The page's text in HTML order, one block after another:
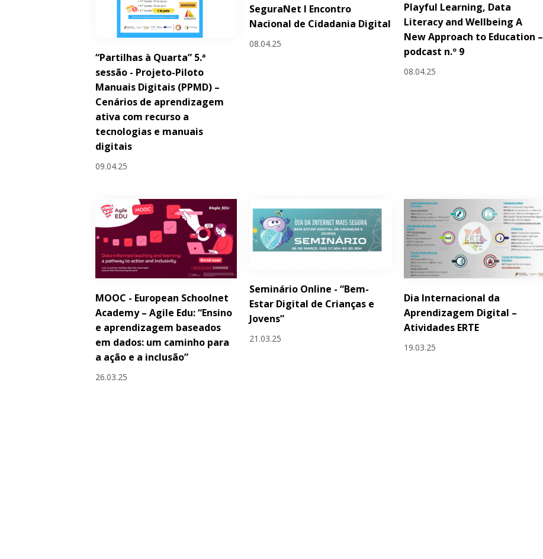
“Partilhas à Quarta” 5.ª
sessão - Projeto-Piloto
Manuais Digitais (PPMD) –
Cenários de aprendizagem
ativa com recurso a
tecnologias e manuais
digitais
09.04.25
SeguraNet I Encontro
Nacional de Cidadania Digital
08.04.25
Playful Learning, Data
Literacy and Wellbeing A
New Approach to Education –
podcast n.º 9
08.04.25
MOOC - European Schoolnet
Academy – Agile Edu: “Ensino
e aprendizagem baseados
em dados: um caminho para
a ação e a inclusão”
26.03.25
Seminário Online - “Bem-
Estar Digital de Crianças e
Jovens”
21.03.25
Dia Internacional da
Aprendizagem Digital –
Atividades ERTE
19.03.25